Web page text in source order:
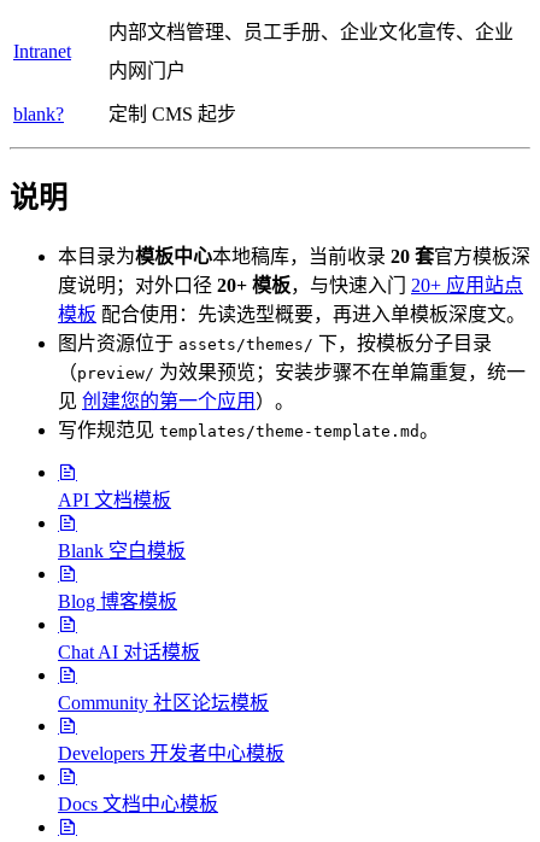
Intranet
内部文档管理、员工手册、企业文化宣传、企业
内网门户
blank? 定制 CMS 起步
说明
本目录为模板中心本地稿库，当前收录 20 套官方模板深
度说明；对外口径 20+ 模板，与快速入门 20+ 应用站点
模板 配合使用：先读选型概要，再进入单模板深度文。
图片资源位于 assets/themes/ 下，按模板分子目录
（preview/ 为效果预览；安装步骤不在单篇重复，统一
见 创建您的第一个应用 ）。
写作规范见 templates/theme-template.md。
API 文档模板
Blank 空白模板
Blog 博客模板
Chat AI 对话模板
Community 社区论坛模板
Developers 开发者中心模板
Docs 文档中心模板